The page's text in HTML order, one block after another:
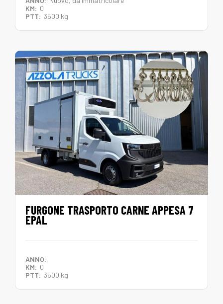
KM: 0
PTT: 3500 kg
FURGONE TRASPORTO CARNE APPESA 7
EPAL
ANNO:
KM: 0
PTT: 3500 kg